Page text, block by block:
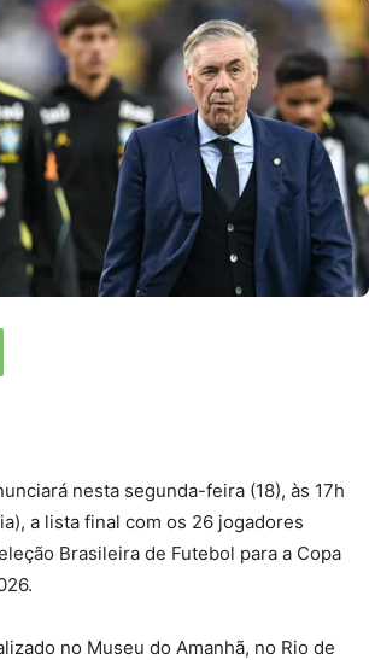
nesta segunda-feira (18), às 17h
a lista final com os 26 jogadores
Brasileira de Futebol para a Copa
no Museu do Amanhã, no Rio de